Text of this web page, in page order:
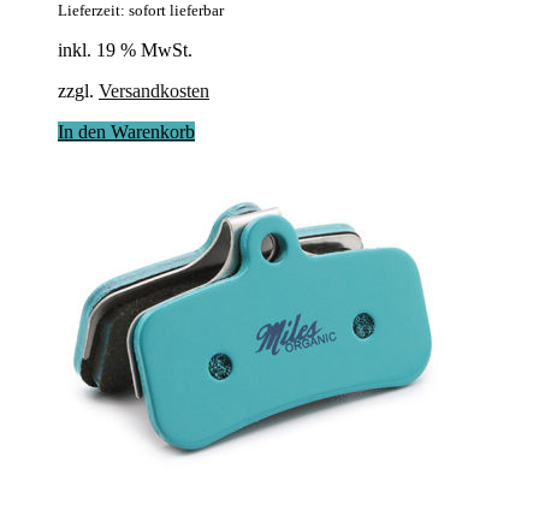
Lieferzeit: sofort lieferbar
inkl. 19 % MwSt.
zzgl. Versandkosten
In den Warenkorb